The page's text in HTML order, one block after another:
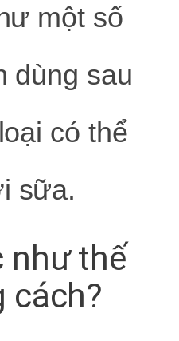
một số
dùng sau
có thể
sữa.
như thế
cách?